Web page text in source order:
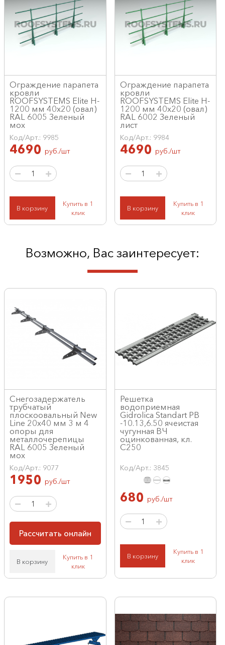
Ограждение парапета
кровли
ROOFSYSTEMS Elite H-
1200 мм 40х20 (овал)
RAL 6005 Зеленый
мох
Код/Арт.: 9985
4690 руб./шт
В корзину
Купить в 1
клик
Ограждение парапета
кровли
ROOFSYSTEMS Elite H-
1200 мм 40х20 (овал)
RAL 6002 Зеленый
лист
Код/Арт.: 9984
4690 руб./шт
В корзину
Купить в 1
клик
Возможно, Вас заинтересует:
Снегозадержатель
трубчатый
плоскоовальный New
Line 20х40 мм 3 м 4
опоры для
металлочерепицы
RAL 6005 Зеленый
мох
Код/Арт.: 9077
1950 руб./шт
Рассчитать онлайн
В корзину
Купить в 1
клик
Решетка
водоприемная
Gidrolica Standart РВ
-10.13,6.50 ячеистая
чугунная ВЧ
оцинкованная, кл.
С250
Код/Арт.: 3845
680 руб./шт
В корзину
Купить в 1
клик